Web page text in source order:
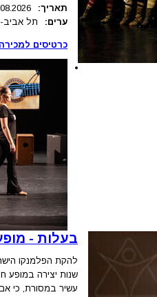
תאריך:
ערים:
תל אביב-
כרטיסים
בעלות -
שנות יצירה במופע
עשיר במסורת, כי אם